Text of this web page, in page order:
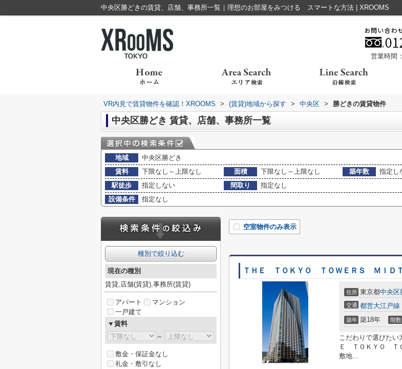
中央区勝どきの賃貸、店舗、事務所一覧｜理想のお部屋をみつける スマートな方法 | XROOMS
営業時間
VR内見で賃貸物件を確認！XROOMS > (賃貸)地域から探す > 中央区 > 勝どきの賃貸物件
中央区勝どき 賃貸、店舗、事務所一覧
地域
中央区勝どき
賃料
下限なし～上限なし 面積 下限なし～上限なし 築年数
指定し
駅徒歩
指定しない 間取り
指定なし
設備条件
指定なし
空室物件のみ表示
ＴＨＥ ＴＯＫＹＯ ＴＯＷＥＲＳ ＭＩＤ
住所 東京都中央区
交通 都営大江戸線
築年 築18年 階数
こだわりで選びたい
Ｅ ＴＯＫＹＯ Ｔ
敷地...
種別で絞り込む
現在の種別
賃貸,店舗(賃貸),事務所(賃貸)
アパート
マンション
一戸建て
▼賃料
～
敷金・保証金なし
礼金・敷引なし